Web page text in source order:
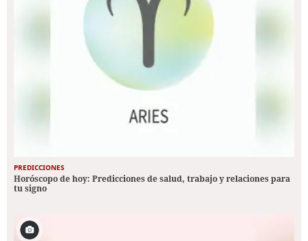
PREDICCIONES
Horóscopo de hoy: Predicciones de salud, trabajo y relaciones para
tu signo